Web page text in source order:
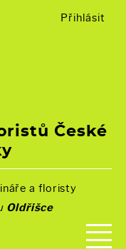
České
Přihlásit
a floristy
Oldřišce